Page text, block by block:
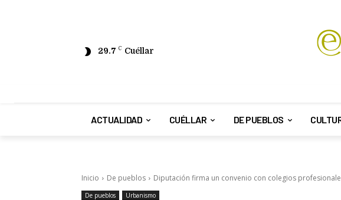
29.7 C Cuéllar
ACTUALIDAD CUÉLLAR DE PUEBLOS
Inicio De pueblos Diputación firma un convenio con colegios
De pueblos Urbanismo